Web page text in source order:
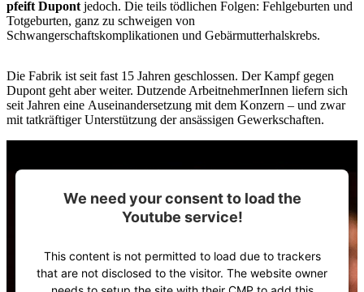
pfeift Dupont jedoch. Die teils tödlichen Folgen: Fehlgeburten und
Totgeburten, ganz zu schweigen von
Schwangerschaftskomplikationen und Gebärmutterhalskrebs.
Die Fabrik ist seit fast 15 Jahren geschlossen. Der Kampf gegen
Dupont geht aber weiter. Dutzende ArbeitnehmerInnen liefern sich
seit Jahren eine Auseinandersetzung mit dem Konzern – und zwar
mit tatkräftiger Unterstützung der ansässigen Gewerkschaften.
We need your consent to load the
Youtube service!
This content is not permitted to load due to trackers
that are not disclosed to the visitor. The website owner